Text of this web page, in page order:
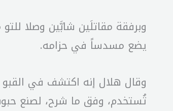
وبرفقة مقاتلَين شابَّين وصلا
يضع مسدساً في حزامه.
وقال هلال إنه اكتشف في القبو
تُستخدم، وفق ما شرح، لصنع